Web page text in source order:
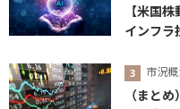
【米国
インフラ
市況
（まと